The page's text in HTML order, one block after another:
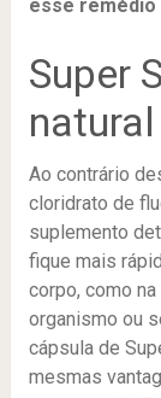
esse
Super
Ao contrário
cloridrato de
suplemento
fique mais
corpo, como
organismo ou
cápsula de
mesmas